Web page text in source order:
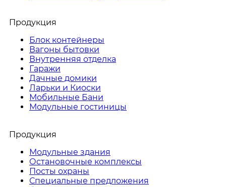
Продукция
Блок контейнеры
Вагоны бытовки
Внутренняя отделка
Гаражи
Дачные домики
Ларьки и Киоски
Мобильные Бани
Модульные гостиницы
Продукция
Модульные здания
Остановочные комплексы
Посты охраны
Специальные предложения